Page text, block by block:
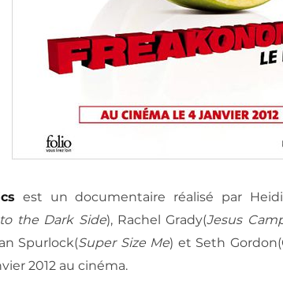
est un documentaire réalisé par
the Dark Side), Rachel Grady(Jesus
Spurlock(Super Size Me) et Seth
2012 au cinéma.